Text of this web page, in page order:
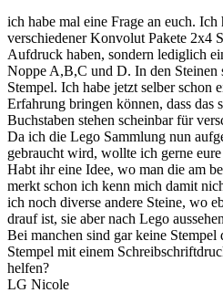
ich habe mal eine Frage an euch. Ich
verschiedener Konvolut Pakete 2x4
Aufdruck haben, sondern lediglich
Noppe A,B,C und D. In den Steinen
Stempel. Ich habe jetzt selber schon
Erfahrung bringen können, dass das
Buchstaben stehen scheinbar für
Da ich die Lego Sammlung nun
gebraucht wird, wollte ich gerne
Habt ihr eine Idee, wo man die am
merkt schon ich kenn mich damit
ich noch diverse andere Steine, wo
drauf ist, sie aber nach Lego
Bei manchen sind gar keine
Stempel mit einem
helfen?
LG Nicole